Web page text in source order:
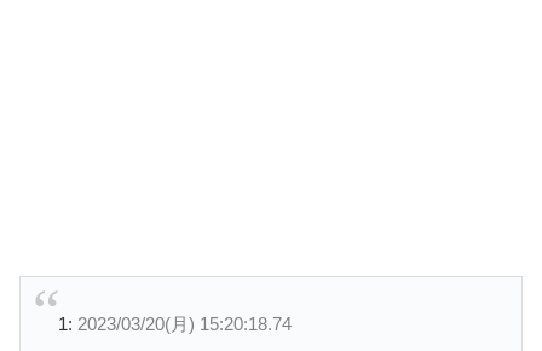
1: 2023/03/20(月) 15:20:18.74